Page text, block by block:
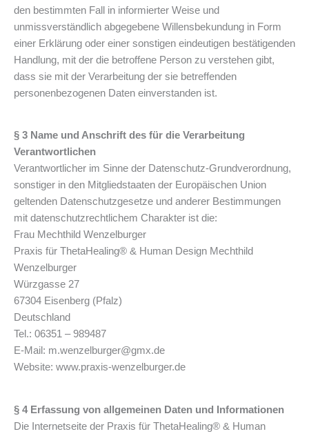
den bestimmten Fall in informierter Weise und
unmissverständlich abgegebene Willensbekundung in Form
einer Erklärung oder einer sonstigen eindeutigen bestätigenden
Handlung, mit der die betroffene Person zu verstehen gibt,
dass sie mit der Verarbeitung der sie betreffenden
personenbezogenen Daten einverstanden ist.
§ 3 Name und Anschrift des für die Verarbeitung
Verantwortlichen
Verantwortlicher im Sinne der Datenschutz-Grundverordnung,
sonstiger in den Mitgliedstaaten der Europäischen Union
geltenden Datenschutzgesetze und anderer Bestimmungen
mit datenschutzrechtlichem Charakter ist die:
Frau Mechthild Wenzelburger
Praxis für ThetaHealing® & Human Design Mechthild
Wenzelburger
Würzgasse 27
67304 Eisenberg (Pfalz)
Deutschland
Tel.: 06351 – 989487
E-Mail: m.wenzelburger@gmx.de
Website: www.praxis-wenzelburger.de
§ 4 Erfassung von allgemeinen Daten und Informationen
Die Internetseite der Praxis für ThetaHealing® & Human